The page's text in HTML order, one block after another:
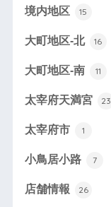
境内地区 15
大町地区-北 16
大町地区-南 11
太宰府天満宮 23
太宰府市 1
小鳥居小路 7
店舗情報 26